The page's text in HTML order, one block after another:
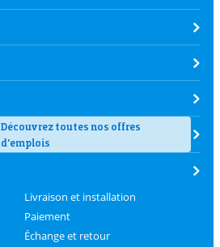
Découvrez toutes nos offres
d'emplois
Livraison et installation
Paiement
Échange et retour